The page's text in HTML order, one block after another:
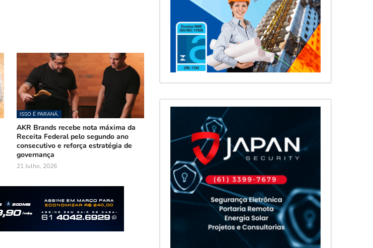
ISSO É PARANÁ.
AKR Brands recebe nota máxima da
Receita Federal pelo segundo ano
consecutivo e reforça estratégia de
governança
21 Julho, 2026